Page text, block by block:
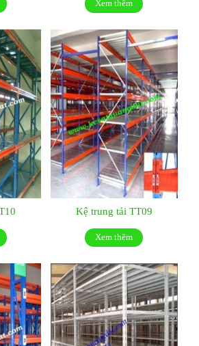
Xem thêm
Kệ trung tải TT09
Xem thêm